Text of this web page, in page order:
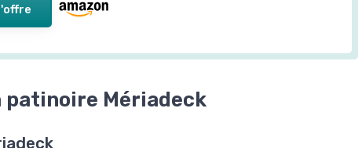
patinoire Mériadeck